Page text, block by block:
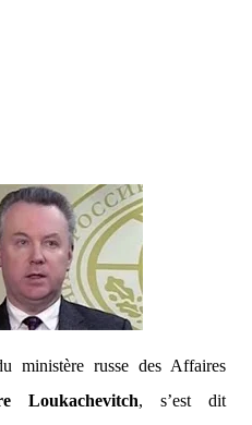
ministère russe des Affaires
Loukachevitch, s’est dit